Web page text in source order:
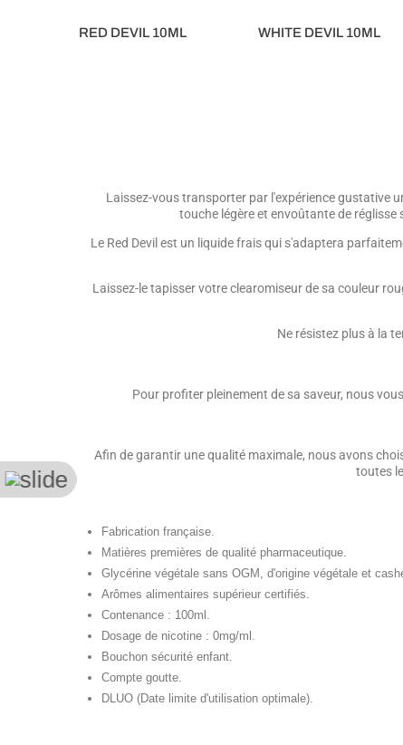
RED DEVIL 10ML WHITE DEVIL 10ML
Laissez-vous transporter par l'expérience gustative
touche légère et envoûtante de
Le Red Devil est un liquide frais qui s'adaptera
Laissez-le tapisser votre clearomiseur de sa couleur
Ne résistez plus à la
Pour profiter pleinement de sa saveur, nous
Afin de garantir une qualité maximale, nous avons
toutes
Fabrication française.
Matières premières de qualité pharmaceutique.
Glycérine végétale sans OGM, d'origine végétale et
Arômes alimentaires supérieur certifiés.
Contenance : 100ml.
Dosage de nicotine : 0mg/ml.
Bouchon sécurité enfant.
Compte goutte.
DLUO (Date limite d'utilisation optimale).